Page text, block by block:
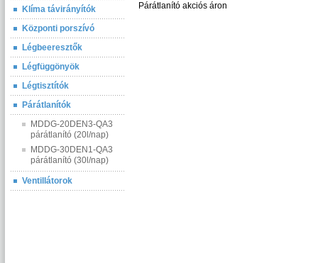
Klíma távirányítók
Központi porszívó
Légbeeresztők
Légfüggönyök
Légtisztítók
Párátlanítók
MDDG-20DEN3-QA3
párátlanító (20l/nap)
MDDG-30DEN1-QA3
párátlanító (30l/nap)
Ventillátorok
Párátlanító akciós áron